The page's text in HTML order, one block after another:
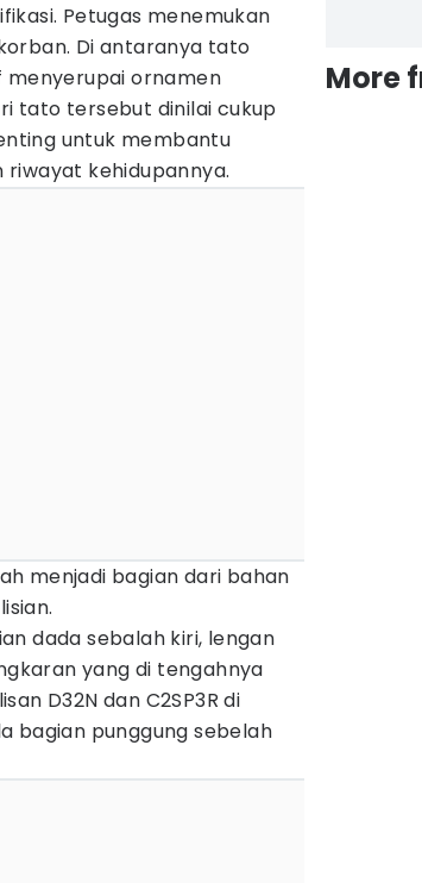
Petugas menemukan
Di antaranya tato
ornamen
tato tersebut dinilai cukup
untuk membantu
kehidupannya.
menjadi bagian dari bahan
dada sebalah kiri, lengan
yang di tengahnya
D32N dan C2SP3R di
bagian punggung sebelah
More